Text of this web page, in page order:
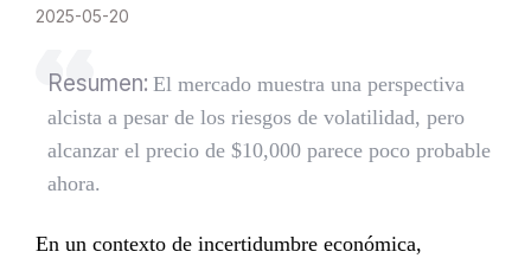
2025-05-20
Resumen: El mercado muestra una perspectiva
alcista a pesar de los riesgos de volatilidad, pero
alcanzar el precio de $10,000 parece poco probable
ahora.
En un contexto de incertidumbre económica,